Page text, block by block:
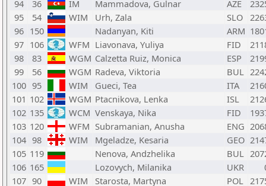
94
36 IM Mammadova, Gulnar AZE
95
54 WIM Urh, Zala SLO
96 150 Nadanyan, Kiti ARM
97 106 WFM Liavonava, Yuliya FID
98
83 WGM Calzetta Ruiz, Monica ESP
99
56 WGM Radeva, Viktoria BUL
100 95 WIM Gueci, Tea ITA
101 102 WGM Ptacnikova, Lenka ISL
102 135 WCM Venskaya, Nika FID
103 120 WFM Subramanian, Anusha ENG
104 98 WIM Mgeladze, Kesaria GEO
105 119 Nenova, Andzhelika BUL
106 165 Lozovych, Milanika UKR
107 90 WIM Starosta, Martyna POL